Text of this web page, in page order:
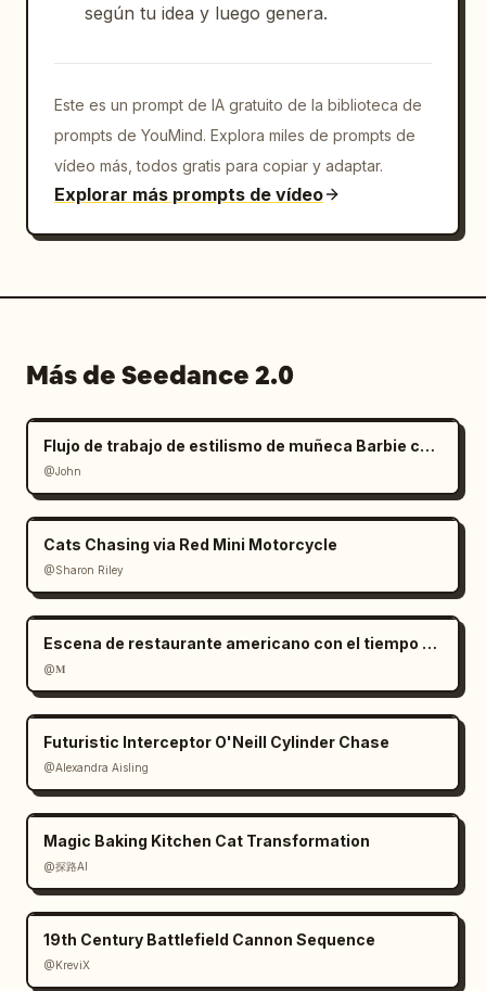
según tu idea y luego genera.
Este es un prompt de IA gratuito de la biblioteca de
prompts de YouMind. Explora miles de prompts de
vídeo más, todos gratis para copiar y adaptar.
Explorar más prompts de vídeo
Más de Seedance 2.0
Flujo de trabajo de estilismo de muñeca Barbie con manos gigantes
@John
Cats Chasing via Red Mini Motorcycle
@Sharon Riley
Escena de restaurante americano con el tiempo congelado
@𝐌
Futuristic Interceptor O'Neill Cylinder Chase
@Alexandra Aisling
Magic Baking Kitchen Cat Transformation
@探路AI
19th Century Battlefield Cannon Sequence
@KreviX